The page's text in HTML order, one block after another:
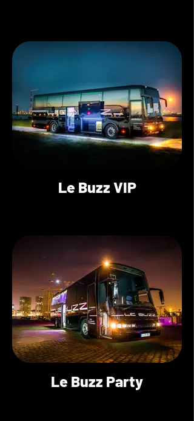
Le Buzz VIP
Le Buzz Party